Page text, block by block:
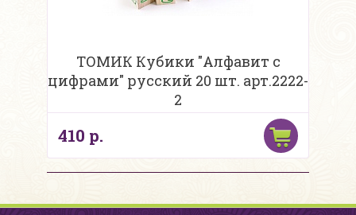
ТОМИК Кубики "Алфавит с
цифрами" русский 20 шт. арт.2222-
2
410 р.